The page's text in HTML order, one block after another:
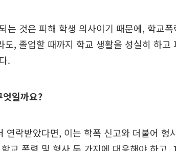
는 것은 피해 학생 의사이기 때문에, 학교
도, 졸업할 때까지 학교 생활을 성실히 하고
.
일까요?
연락받았다면, 이는 학폭 신고와 더불어 형